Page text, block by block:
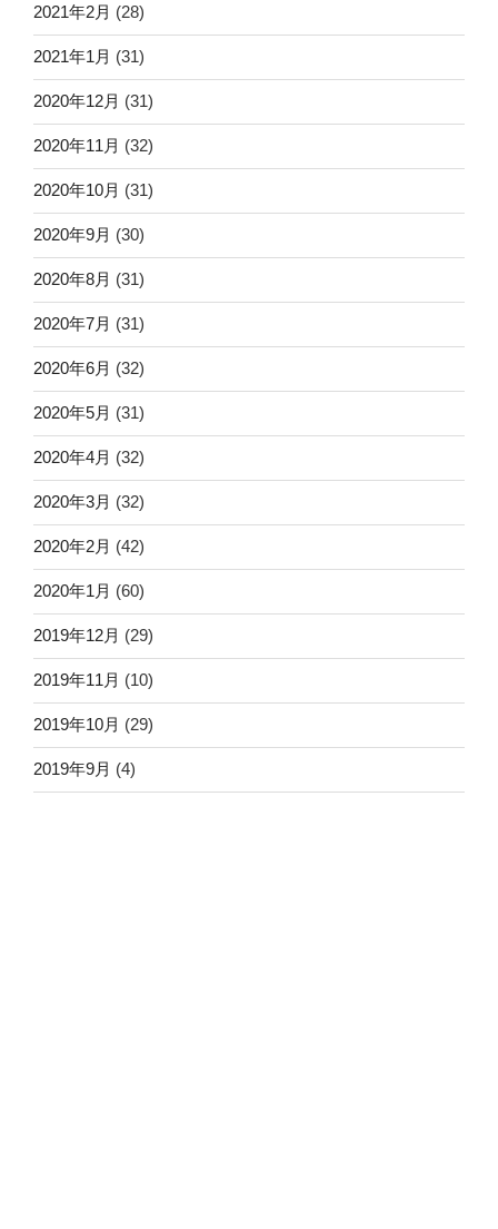
2021年2月 (28)
2021年1月 (31)
2020年12月 (31)
2020年11月 (32)
2020年10月 (31)
2020年9月 (30)
2020年8月 (31)
2020年7月 (31)
2020年6月 (32)
2020年5月 (31)
2020年4月 (32)
2020年3月 (32)
2020年2月 (42)
2020年1月 (60)
2019年12月 (29)
2019年11月 (10)
2019年10月 (29)
2019年9月 (4)